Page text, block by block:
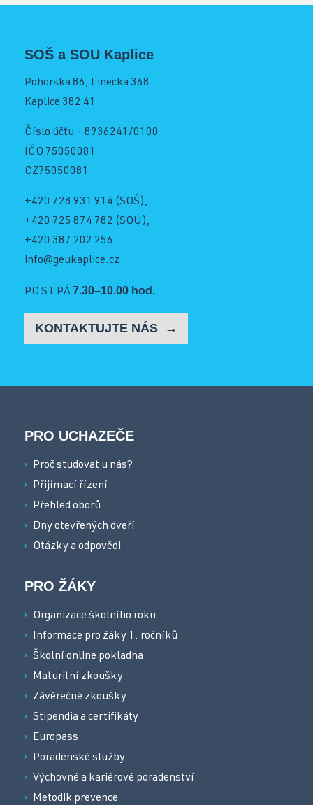
SOŠ a SOU Kaplice
Pohorská 86, Linecká 368
Kaplice 382 41
Číslo účtu - 8936241/0100
IČO 75050081
CZ75050081
+420 728 931 914 (SOŠ),
+420 725 874 782 (SOU),
+420 387 202 256
info@geukaplice.cz
PO ST PÁ7.30–10.00 hod.
KONTAKTUJTE NÁS
PRO UCHAZEČE
Proč studovat u nás?
Přijímací řízení
Přehled oborů
Dny otevřených dveří
Otázky a odpovědi
PRO ŽÁKY
Organizace školního roku
Informace pro žáky 1. ročníků
Školní online pokladna
Maturitní zkoušky
Závěrečné zkoušky
Stipendia a certifikáty
Europass
Poradenské služby
Výchovné a kariérové poradenství
Metodik prevence